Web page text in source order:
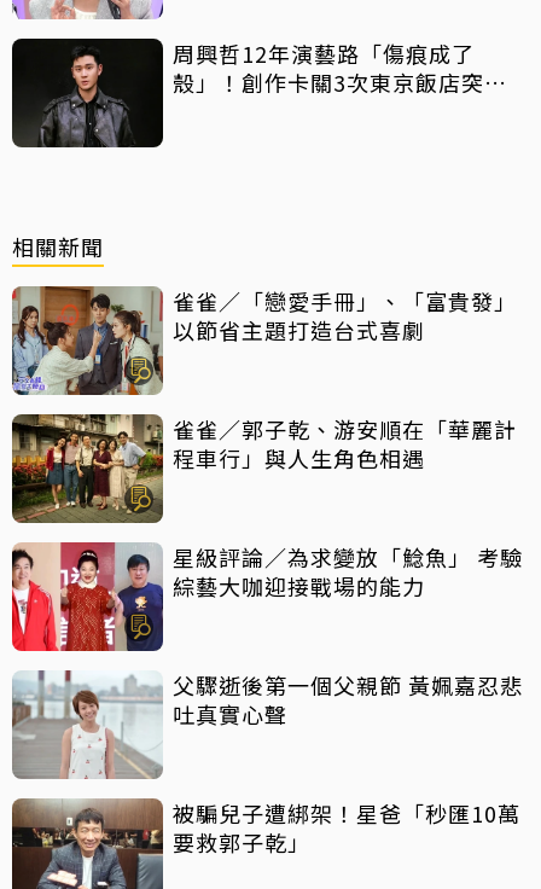
周興哲12年演藝路「傷痕成了
殼」！創作卡關3次東京飯店突找
相關新聞
雀雀／「戀愛手冊」、「富貴發」
以節省主題打造台式喜劇
雀雀／郭子乾、游安順在「華麗計
程車行」與人生角色相遇
星級評論／為求變放「鯰魚」 考驗
綜藝大咖迎接戰場的能力
父驟逝後第一個父親節 黃姵嘉忍悲
吐真實心聲
被騙兒子遭綁架！星爸「秒匯10萬
要救郭子乾」